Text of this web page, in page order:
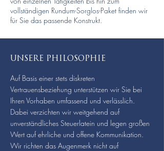
vollständigen Rundum-Sorglos-Paket finden wir
für Sie das passende Konstrukt.
UNSERE PHILOSOPHIE
Auf Basis einer stets diskreten
Vertrauensbeziehung unterstützen wir Sie bei
Ihren Vorhaben umfassend und verlässlich.
Dabei verzichten wir weitgehend auf
unverständliches Steuerlatein und legen großen
Wert auf ehrliche und offene Kommunikation.
Wir richten das Augenmerk nicht auf